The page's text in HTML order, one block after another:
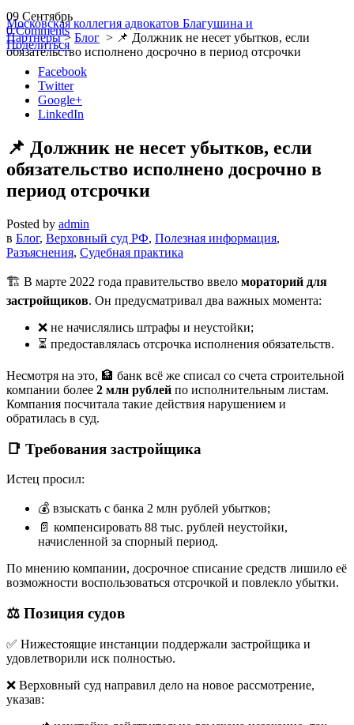
Московская коллегия адвокатов Благушина и
Партнеры> Блог > 📌 Должник не несет убытков, если
обязательство исполнено досрочно в период отсрочки
09 Сентябрь
0 Comments
Поделиться
Facebook
Twitter
Google+
LinkedIn
📌 Должник не несет убытков, если
обязательство исполнено досрочно в
период отсрочки
Posted by admin
в Блог, Верховный суд РФ, Полезная информация,
Разъяснения, Судебная практика
🏗 В марте 2022 года правительство ввело мораторий для
застройщиков. Он предусматривал два важных момента:
❌ не начислялись штрафы и неустойки;
⏳ предоставлялась отсрочка исполнения обязательств.
Несмотря на это, 🏦 банк всё же списал со счета строительной
компании более 2 млн рублей по исполнительным листам.
Компания посчитала такие действия нарушением и
обратилась в суд.
📑 Требования застройщика
Истец просил:
💰 взыскать с банка 2 млн рублей убытков;
📄 компенсировать 88 тыс. рублей неустойки,
начисленной за спорный период.
По мнению компании, досрочное списание средств лишило её
возможности воспользоваться отсрочкой и повлекло убытки.
⚖ Позиция судов
✅ Нижестоящие инстанции поддержали застройщика и
удовлетворили иск полностью.
❌ Верховный суд направил дело на новое рассмотрение,
указав: